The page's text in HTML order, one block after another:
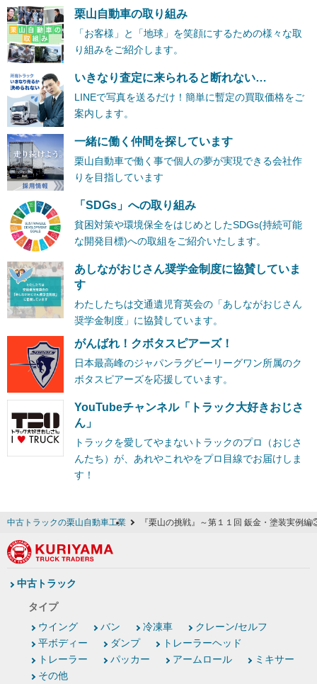
栗山自動車の取り組み
「お客様」と「地球」を笑顔にするための様々な取
り組みをご紹介します。
いきなり査定に来られると断れない…
LINEで写真を送るだけ！簡単に暫定の買取価格をご
案内します。
一緒に働く仲間を探しています
栗山自動車で働く事で個人の夢が実現できる会社作
りを目指しています
「SDGs」への取り組み
貧困対策や環境保全をはじめとしたSDGs(持続可能
な開発目標)への取組をご紹介いたします。
あしながおじさん奨学金制度に協賛していま
す
わたしたちは交通遺児育英会の「あしながおじさん
奨学金制度」に協賛しています。
がんばれ！クボタスピアーズ！
日本最高峰のジャパンラグビーリーグワン所属のク
ボタスピアーズを応援しています。
YouTubeチャンネル「トラック大好きおじさ
ん」
トラックを愛してやまないトラックのプロ（おじさ
んたち）が、あれやこれやをプロ目線でお届けしま
す！
中古トラックの栗山自動車工業 『栗山の挑戦』～第１１回 鈑金・塗装実例
中古トラック
タイプ
ウイング
バン 冷凍車
クレーン/セルフ
平ボディー
ダンプ
トレーラーヘッド
トレーラー
パッカー アームロール
ミキサー
その他